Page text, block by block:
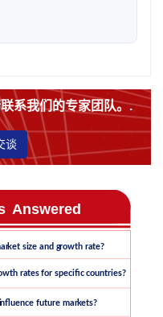
系我们的专家团队。.
谈